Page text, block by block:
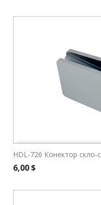
HDL-726 Конектор скло-
Ціна
6,00 $